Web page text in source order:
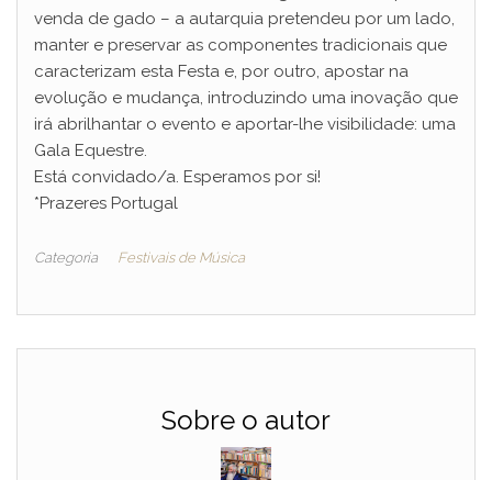
venda de gado – a autarquia pretendeu por um lado,
manter e preservar as componentes tradicionais que
caracterizam esta Festa e, por outro, apostar na
evolução e mudança, introduzindo uma inovação que
irá abrilhantar o evento e aportar-lhe visibilidade: uma
Gala Equestre.
Está convidado/a. Esperamos por si!
*Prazeres Portugal
Categoria Festivais de Música
Sobre o autor